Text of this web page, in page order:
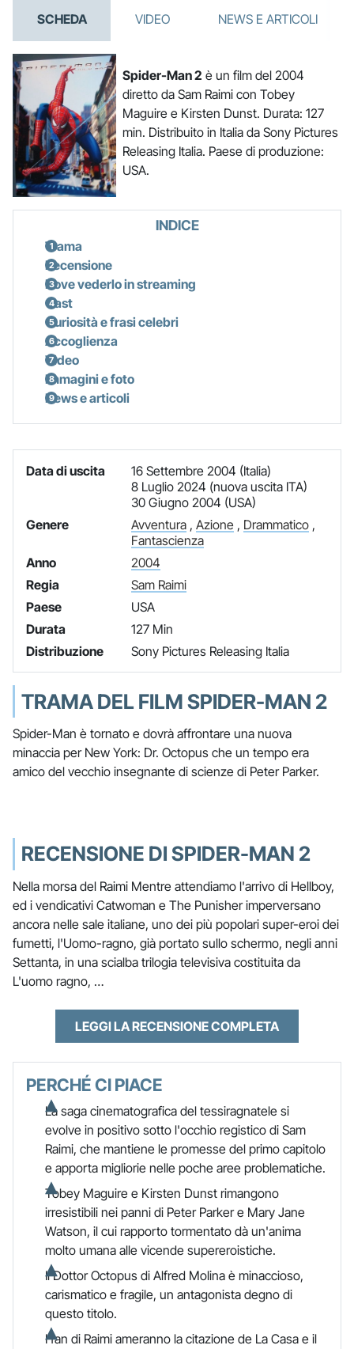
SCHEDA VIDEO NEWS E ARTICOLI
Spider-Man 2 è un film del 2004
diretto da Sam Raimi con Tobey
Maguire e Kirsten Dunst. Durata: 127
min. Distribuito in Italia da Sony Pictures
Releasing Italia. Paese di produzione:
USA.
INDICE
Trama
Recensione
Dove vederlo in streaming
Cast
Curiosità e frasi celebri
Accoglienza
Video
Immagini e foto
News e articoli
Data di uscita
16 Settembre 2004 (Italia)
8 Luglio 2024 (nuova uscita ITA)
30 Giugno 2004 (USA)
Genere
Avventura, Azione, Drammatico,
Fantascienza
Anno
2004
Regia
Sam Raimi
Paese
USA
Durata
127 Min
Distribuzione
Sony Pictures Releasing Italia
TRAMA DEL FILM SPIDER-MAN 2
Spider-Man è tornato e dovrà affrontare una nuova
minaccia per New York: Dr. Octopus che un tempo era
amico del vecchio insegnante di scienze di Peter Parker.
RECENSIONE DI SPIDER-MAN 2
Nella morsa del Raimi Mentre attendiamo l'arrivo di Hellboy,
ed i vendicativi Catwoman e The Punisher imperversano
ancora nelle sale italiane, uno dei più popolari super-eroi dei
fumetti, l'Uomo-ragno, già portato sullo schermo, negli anni
Settanta, in una scialba trilogia televisiva costituita da
L'uomo ragno, …
LEGGI LA RECENSIONE COMPLETA
PERCHÉ CI PIACE
La saga cinematografica del tessiragnatele si
evolve in positivo sotto l'occhio registico di Sam
Raimi, che mantiene le promesse del primo capitolo
e apporta migliorie nelle poche aree problematiche.
Tobey Maguire e Kirsten Dunst rimangono
irresistibili nei panni di Peter Parker e Mary Jane
Watson, il cui rapporto tormentato dà un'anima
molto umana alle vicende supereroistiche.
Il Dottor Octopus di Alfred Molina è minaccioso,
carismatico e fragile, un antagonista degno di
questo titolo.
I fan di Raimi ameranno la citazione de La Casa e il